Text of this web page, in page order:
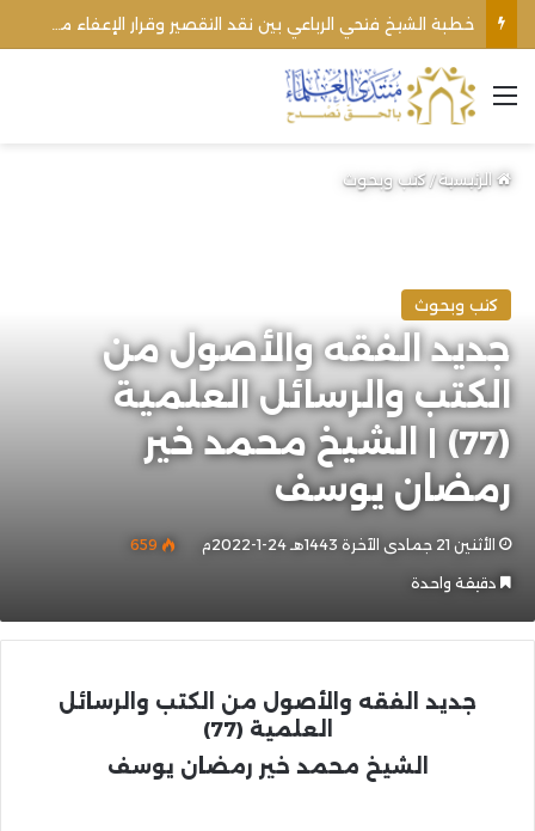
القائمة
الرئيسية/كتب وبحوث
كتب وبحوث
جديد الفقه والأصول من
الكتب والرسائل العلمية
(77) | الشيخ محمد خير
رمضان يوسف
الأثنين 21 جمادى الآخرة 1443هـ 24-1-2022م 659
دقيقة واحدة
جديد الفقه والأصول من الكتب والرسائل
العلمية (77)
الشيخ محمد خير رمضان يوسف